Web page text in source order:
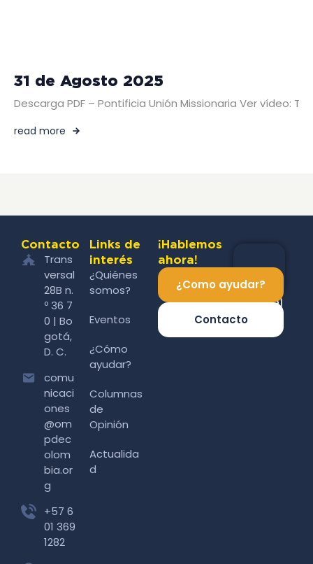
31 de Agosto 2025
Descarga PDF – Pontificia Unión Missionaria Ver vídeo:
read more
Contacto
Trans
versal
28B n.
º 36 7
0 | Bo
gotá,
D. C.
comu
nicaci
ones
@om
pdec
olom
bia.or
g
+57 6
01 369
1282
Links de
interés
¿Quiénes
somos?
Eventos
¿Cómo
ayudar?
Columnas
de
Opinión
Actualida
d
¡Hablemos
ahora!
¿Como ayudar?
Contacto